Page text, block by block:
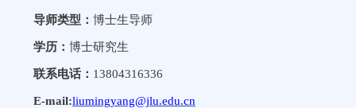
导师类型： 博士生导师
学历： 博士研究生
联系电话： 13804316336
E-mail:liumingyang@jlu.edu.cn